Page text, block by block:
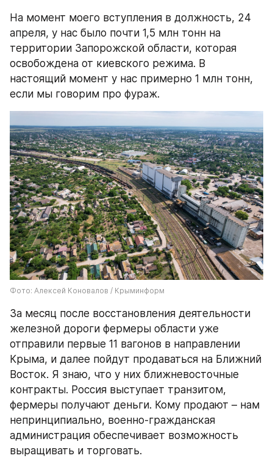
На момент моего вступления в должность, 24
апреля, у нас было почти 1,5 млн тонн на
территории Запорожской области, которая
освобождена от киевского режима. В
настоящий момент у нас примерно 1 млн тонн,
если мы говорим про фураж.
Фото: Алексей Коновалов / Крыминформ
За месяц после восстановления деятельности
железной дороги фермеры области уже
отправили первые 11 вагонов в направлении
Крыма, и далее пойдут продаваться на Ближний
Восток. Я знаю, что у них ближневосточные
контракты. Россия выступает транзитом,
фермеры получают деньги. Кому продают – нам
непринципиально, военно-гражданская
администрация обеспечивает возможность
выращивать и торговать.